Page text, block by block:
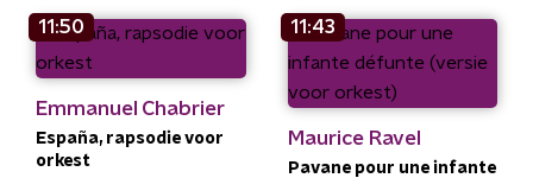
11:50
Emmanuel Chabrier
España, rapsodie voor
orkest
11:43
Maurice Ravel
Pavane pour une infante